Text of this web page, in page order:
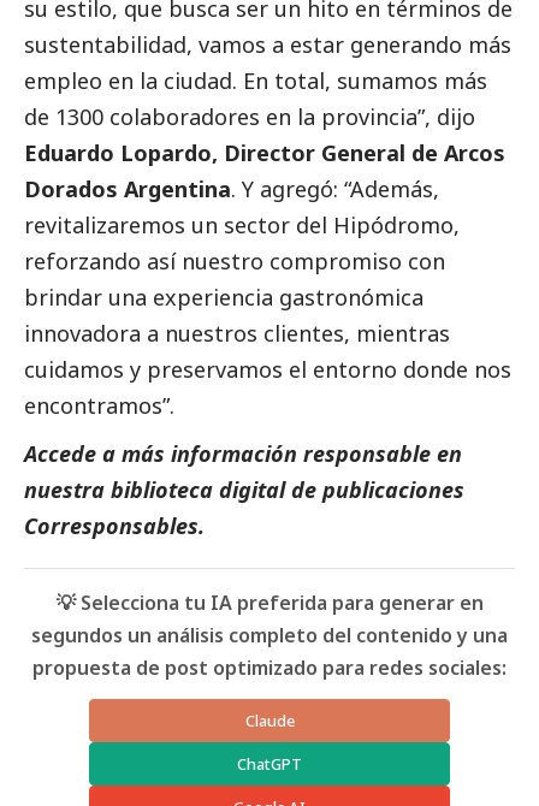
su estilo, que busca ser un hito en términos de
sustentabilidad, vamos a estar generando más
empleo en la ciudad. En total, sumamos más
de 1300 colaboradores en la provincia”, dijo
Eduardo Lopardo, Director General de Arcos
Dorados Argentina. Y agregó: “Además,
revitalizaremos un sector del Hipódromo,
reforzando así nuestro compromiso con
brindar una experiencia gastronómica
innovadora a nuestros clientes, mientras
cuidamos y preservamos el entorno donde nos
encontramos”.
Accede a más información responsable en
nuestra biblioteca digital de publicaciones
Corresponsables.
💡 Selecciona tu IA preferida para generar en
segundos un análisis completo del contenido y una
propuesta de post optimizado para redes sociales:
Claude
ChatGPT